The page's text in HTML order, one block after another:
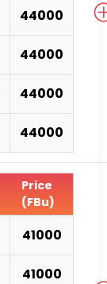
44000
44000
44000
44000
Price
(FBu)
41000
41000